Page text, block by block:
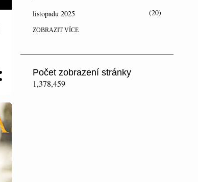
listopadu 2025 20
října 2025
srpna 2025
července 2025
ZOBRAZIT VÍCE
Počet zobrazení stránky
1,378,459